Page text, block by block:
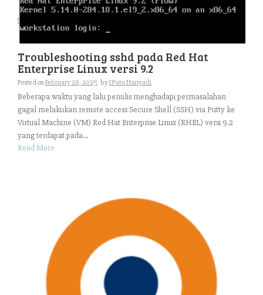
Troubleshooting sshd pada Red Hat
Enterprise Linux versi 9.2
Posted onFebruary 28, 2025 byI Putu Hariyadi
Beberapa waktu yang lalu penulis menghadapi permasalahan
gagal melakukan remote access Secure Shell (SSH) via Putty ke
Virtual Machine (VM) Red Hat Enterprise Linux (RHEL) versi 9.2
yang terdapat pada...
Read More